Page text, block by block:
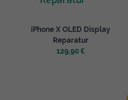
Selbst
Reparieren
iPhone X OLED Display
Reparatur
129,90 €